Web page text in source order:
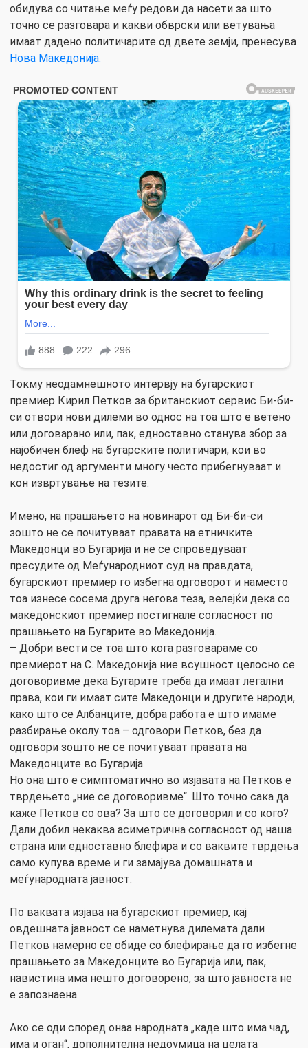
обидува со читање меѓу редови да насети за што
точно се разговара и какви обврски или ветувања
имаат дадено политичарите од двете земји, пренесува
Нова Македонија.
Токму неодамнешното интервју на бугарскиот
премиер Кирил Петков за британскиот сервис Би-би-
си отвори нови дилеми во однос на тоа што е ветено
или договарано или, пак, едноставно станува збор за
најобичен блеф на бугарските политичари, кои во
недостиг од аргументи многу често прибегнуваат и
кон извртување на тезите.
Имено, на прашањето на новинарот од Би-би-си
зошто не се почитуваат правата на етничките
Македонци во Бугарија и не се спроведуваат
пресудите од Меѓународниот суд на правдата,
бугарскиот премиер го избегна одговорот и наместо
тоа изнесе сосема друга негова теза, велејќи дека со
македонскиот премиер постигнале согласност по
прашањето на Бугарите во Македонија.
– Добри вести се тоа што кога разговараме со
премиерот на С. Македонија ние всушност целосно се
договоривме дека Бугарите треба да имаат легални
права, кои ги имаат сите Македонци и другите народи,
како што се Албанците, добра работа е што имаме
разбирање околу тоа – одговори Петков, без да
одговори зошто не се почитуваат правата на
Македонците во Бугарија.
Но она што е симптоматично во изјавата на Петков е
тврдењето „ние се договоривме“. Што точно сака да
каже Петков со ова? За што се договорил и со кого?
Дали добил некаква асиметрична согласност од наша
страна или едноставно блефира и со ваквите тврдења
само купува време и ги замајува домашната и
меѓународната јавност.
По ваквата изјава на бугарскиот премиер, кај
овдешната јавност се наметнува дилемата дали
Петков намерно се обиде со блефирање да го избегне
прашањето за Македонците во Бугарија или, пак,
навистина има нешто договорено, за што јавноста не
е запознаена.
Ако се оди според онаа народната „каде што има чад,
има и оган“, дополнителна недоумица на целата